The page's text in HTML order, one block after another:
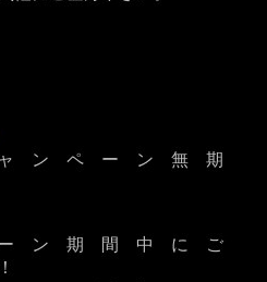
ン ペ ー ン 無 期
ン 期 間 中 に ご